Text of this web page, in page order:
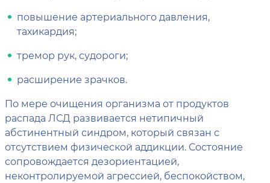
повышение артериального давления,
тахикардия;
тремор рук, судороги;
расширение зрачков.
По мере очищения организма от продуктов
распада ЛСД развивается нетипичный
абстинентный синдром, который связан с
отсутствием физической аддикции. Состояние
сопровождается дезориентацией,
неконтролируемой агрессией, беспокойством,